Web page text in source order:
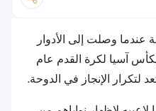
عندما وصلت إلى الأدوار
آسيا لكرة القدم عام